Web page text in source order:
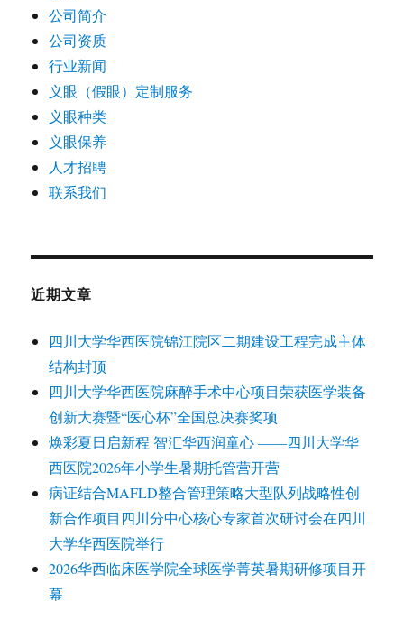
公司简介
公司资质
行业新闻
义眼（假眼）定制服务
义眼种类
义眼保养
人才招聘
联系我们
近期文章
四川大学华西医院锦江院区二期建设工程完成主体
结构封顶
四川大学华西医院麻醉手术中心项目荣获医学装备
创新大赛暨“医心杯”全国总决赛奖项
焕彩夏日启新程 智汇华西润童心 ——四川大学华
西医院2026年小学生暑期托管营开营
病证结合MAFLD整合管理策略大型队列战略性创
新合作项目四川分中心核心专家首次研讨会在四川
大学华西医院举行
2026华西临床医学院全球医学菁英暑期研修项目开
幕